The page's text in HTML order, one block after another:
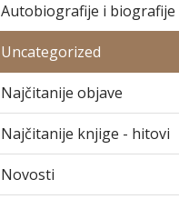
Autobiografije i biografije
Uncategorized
Najčitanije objave
Najčitanije knjige - hitovi
Novosti